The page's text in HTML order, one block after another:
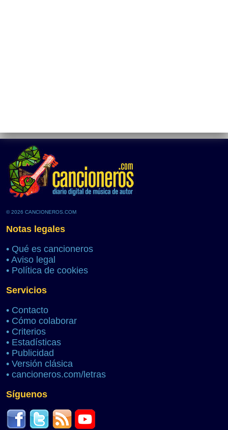
© 2026 CANCIONEROS.COM
Notas legales
• Qué es cancioneros
• Aviso legal
• Política de cookies
Servicios
• Contacto
• Cómo colaborar
• Criterios
• Estadísticas
• Publicidad
• Versión clásica
• cancioneros.com/letras
Síguenos